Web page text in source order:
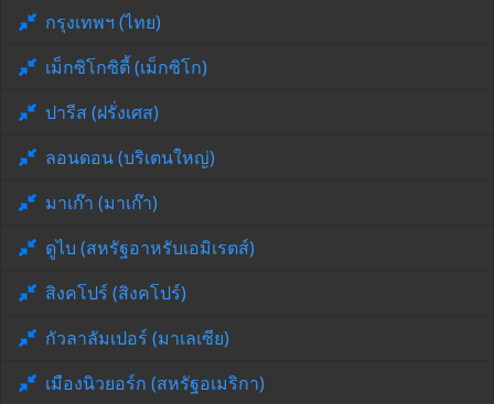
กรุงเทพฯ (ไทย)
เม็กซิโกซิตี้ (เม็กซิโก)
ปารีส (ฝรั่งเศส)
ลอนดอน (บริเตนใหญ่)
มาเก๊า (มาเก๊า)
ดูไบ (สหรัฐอาหรับเอมิเรตส์)
สิงคโปร์ (สิงคโปร์)
กัวลาลัมเปอร์ (มาเลเซีย)
เมืองนิวยอร์ก (สหรัฐอเมริกา)